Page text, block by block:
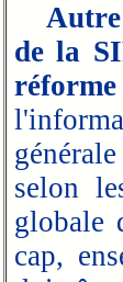
de la
selon
globale
cap,